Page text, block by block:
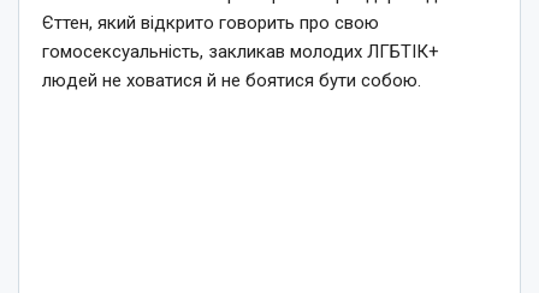
Єттен, який відкрито говорить про свою
гомосексуальність, закликав молодих ЛГБТІК+
людей не ховатися й не боятися бути собою.